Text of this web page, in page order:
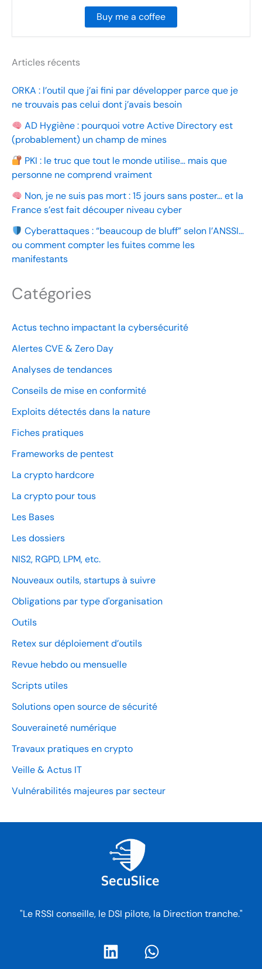
Buy me a coffee
Articles récents
ORKA : l’outil que j’ai fini par développer parce que je
ne trouvais pas celui dont j’avais besoin
AD Hygiène : pourquoi votre Active Directory est
(probablement) un champ de mines
PKI : le truc que tout le monde utilise… mais que
personne ne comprend vraiment
Non, je ne suis pas mort : 15 jours sans poster… et la
France s’est fait découper niveau cyber
Cyberattaques : “beaucoup de bluff” selon l’ANSSI…
ou comment compter les fuites comme les
manifestants
Catégories
Actus techno impactant la cybersécurité
Alertes CVE & Zero Day
Analyses de tendances
Conseils de mise en conformité
Exploits détectés dans la nature
Fiches pratiques
Frameworks de pentest
La crypto hardcore
La crypto pour tous
Les Bases
Les dossiers
NIS2, RGPD, LPM, etc.
Nouveaux outils, startups à suivre
Obligations par type d'organisation
Outils
Retex sur déploiement d’outils
Revue hebdo ou mensuelle
Scripts utiles
Solutions open source de sécurité
Souveraineté numérique
Travaux pratiques en crypto
Veille & Actus IT
Vulnérabilités majeures par secteur
"Le RSSI conseille, le DSI pilote, la Direction tranche."